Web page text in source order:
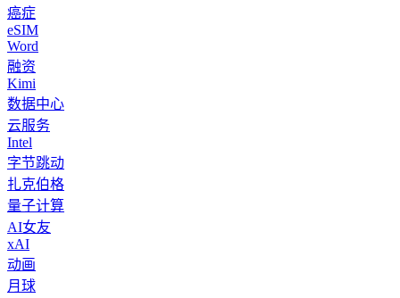
癌症
eSIM
Word
融资
Kimi
数据中心
云服务
Intel
字节跳动
扎克伯格
量子计算
AI女友
xAI
动画
月球